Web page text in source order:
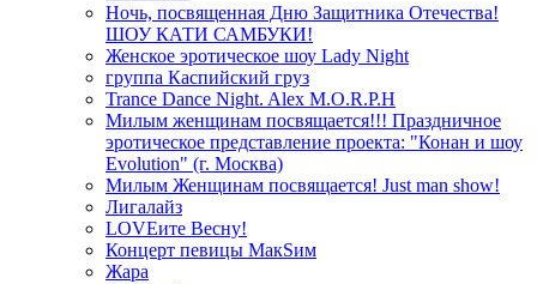
Ночь, посвященная Дню Защитника Отечества!
ШОУ КАТИ САМБУКИ!
Женское эротическое шоу Lady Night
группа Каспийский груз
Trance Dance Night. Alex M.O.R.P.H
Милым женщинам посвящается!!! Праздничное
эротическое представление проекта: "Конан и шоу
Evolution" (г. Москва)
Милым Женщинам посвящается! Just man show!
Лигалайз
LOVEите Весну!
Концерт певицы МакSим
Жара